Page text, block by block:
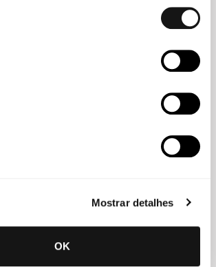
Mostrar detalhes
OK
Abreu
graduação de Direito Imobiliário da